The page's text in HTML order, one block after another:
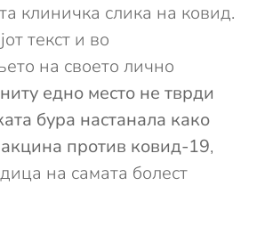
клиничка слика на ковид.
текст и во
на своето лично
едно место не тврди
бура настанала како
против ковид-19,
на самата болест